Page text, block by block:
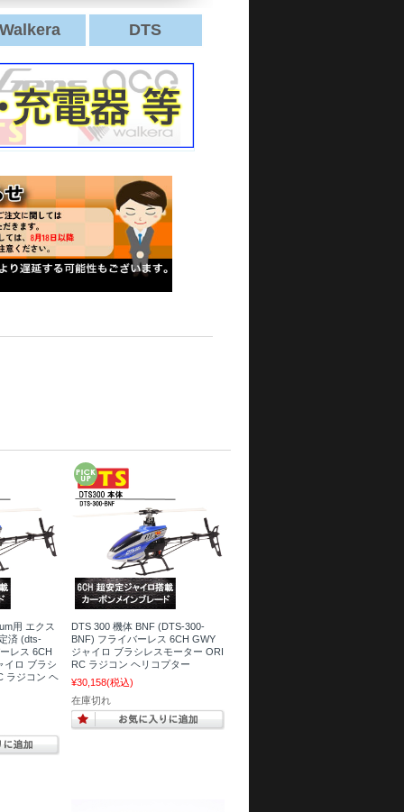
用 エクス
済 (dts-
レス 6CH
イロ ブラシ
ラジコン ヘ
DTS 300 機体 BNF (DTS-300-
BNF) フライバーレス 6CH GWY
ジャイロ ブラシレスモーター ORI
RC ラジコン ヘリコプター
¥30,158(税込)
在庫切れ